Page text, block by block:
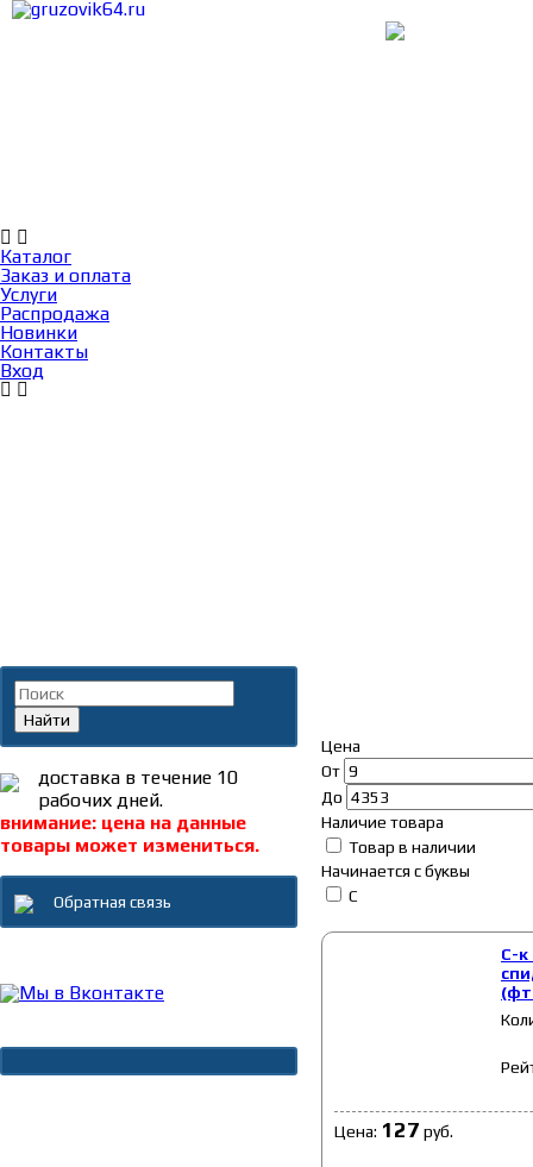
Каталог
Заказ и оплата
Услуги
Распродажа
Новинки
Контакты
Вход
Цена
От
До
Наличие товара
Товар в наличии
Начинается с буквы
С
С-к
Цена: 127 руб.
Найти
доставка в течение 10
рабочих дней.
внимание: цена на данные
товары может измениться.
Обратная связь